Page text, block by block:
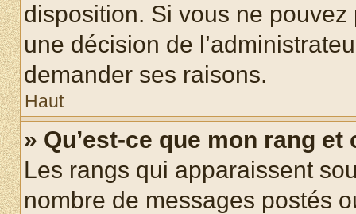
disposition. Si vous ne pouvez
une décision de
demander ses raisons.
Haut
» Qu’est-ce que mon rang
Les rangs qui apparaissent
nombre de messages postés